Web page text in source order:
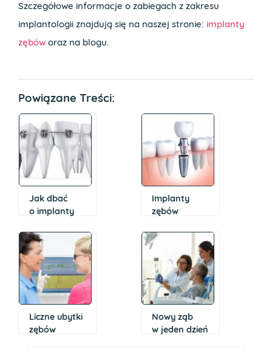
Szczegółowe informacje o zabiegach z zakresu
implantologii znajdują się na naszej stronie: implanty
zębów oraz na blogu.
Powiązane Treści:
Jak dbać
o implanty
Implanty
zębów
czy dwufazowe
–
na który zabieg
implantacji się
zdecydować?
Liczne ubytki
zębów
Nowy ząb
w jeden dzień